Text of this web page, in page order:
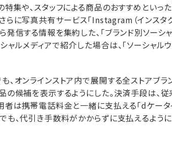
特集や、スタッフによる商品のおすすめといっ
らに写真共有サービス「Instagram（インスタ
発信する情報を集約した、「ブランド別ソーシ
ャルメディアで紹介した場合は、「ソーシャル
、オンラインストア内で展開する全ストアブラ
の候補を表示するようにした。決済手段は、
は携帯電話料金と一緒に支払える「dケータ
も、代引き手数料がかからずに支払えるよう